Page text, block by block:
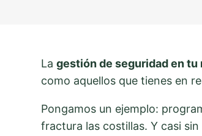
Lagestión de seguridad en
como aquellos que tienes en
Pongamos un ejemplo:
fractura las costillas. Y casi